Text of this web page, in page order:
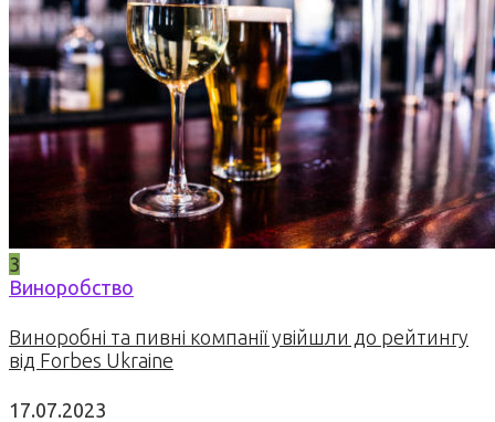
3
Виноробство
Виноробні та пивні компанії увійшли до рейтингу
від Forbes Ukraine
17.07.2023